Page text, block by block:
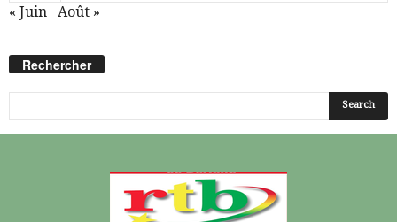
« Juin
Août »
Rechercher